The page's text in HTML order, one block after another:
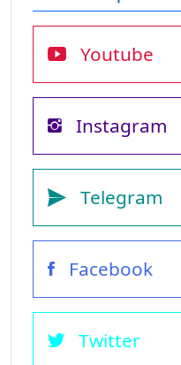
Youtube
Instagram
Telegram
Facebook
Twitter